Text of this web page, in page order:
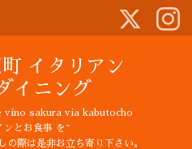
イタリアン
イニング
vino sakura via kabutocho
ンとお食事 を~
の際は是非お立ち寄り下さい。